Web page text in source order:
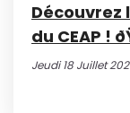
Découvrez
du CEAP !
Jeudi 18 Juillet